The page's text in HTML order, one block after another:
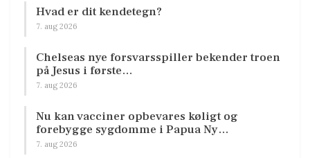
Hvad er dit kendetegn?
7. aug 2026
Chelseas nye forsvarsspiller bekender troen
på Jesus i første…
7. aug 2026
Nu kan vacciner opbevares køligt og
forebygge sygdomme i Papua Ny…
7. aug 2026